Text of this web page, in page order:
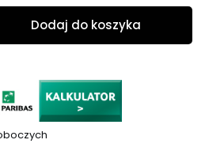
Dodaj do koszyka